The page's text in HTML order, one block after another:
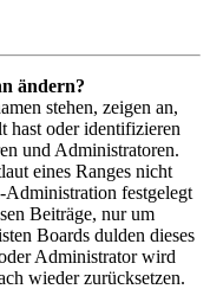
ändern?
stehen, zeigen an,
hast oder identifizieren
und Administratoren.
eines Ranges nicht
festgelegt
Beiträge, nur um
Boards dulden dieses
Administrator wird
wieder zurücksetzen.